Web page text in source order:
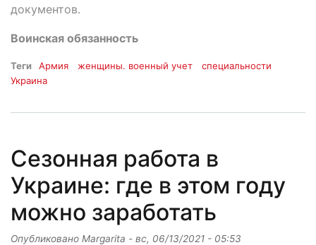
документов.
Воинская обязанность
Теги Армия женщины. военный учет
специальности
Украина
Сезонная работа в
Украине: где в этом году
можно заработать
Опубликовано Margarita - вс, 06/13/2021 - 05:53